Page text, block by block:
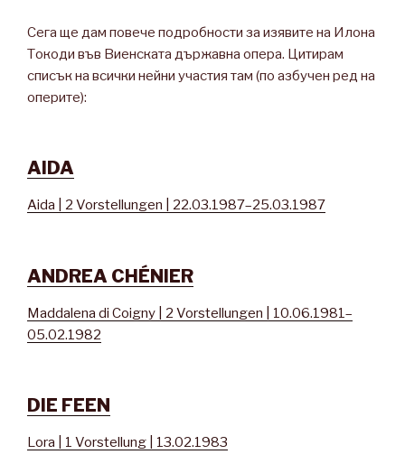
Сега ще дам повече подробности за изявите на Илона
Токоди във Виенската държавна опера. Цитирам
списък на всички нейни участия там (по азбучен ред на
оперите):
AIDA
Aida | 2 Vorstellungen | 22.03.1987–25.03.1987
ANDREA CHÉNIER
Maddalena di Coigny | 2 Vorstellungen | 10.06.1981–
05.02.1982
DIE FEEN
Lora | 1 Vorstellung | 13.02.1983